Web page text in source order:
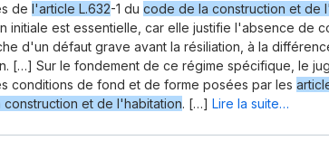
de l'article L.632-1 du code de la construction et de
initiale est essentielle, car elle justifie l'absence de
d'un défaut grave avant la résiliation, à la
[…] Sur le fondement de ce régime spécifique, le
conditions de fond et de forme posées par les
et de l'habitation. […] Lire la suite…